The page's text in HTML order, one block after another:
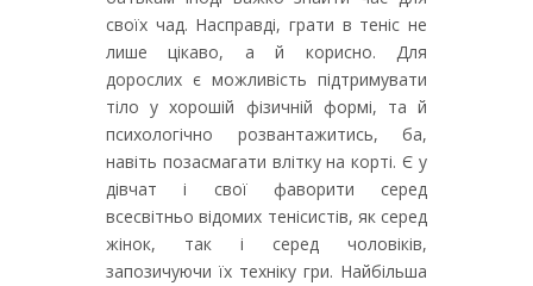
своїх чад. Насправді, грати в теніс не
лише цікаво, а й корисно. Для
дорослих є можливість підтримувати
тіло у хорошій фізичній формі, та й
психологічно розвантажитись, ба,
навіть позасмагати влітку на корті. Є у
дівчат і свої фаворити серед
всесвітньо відомих тенісистів, як серед
жінок, так і серед чоловіків,
запозичуючи їх техніку гри. Найбільша